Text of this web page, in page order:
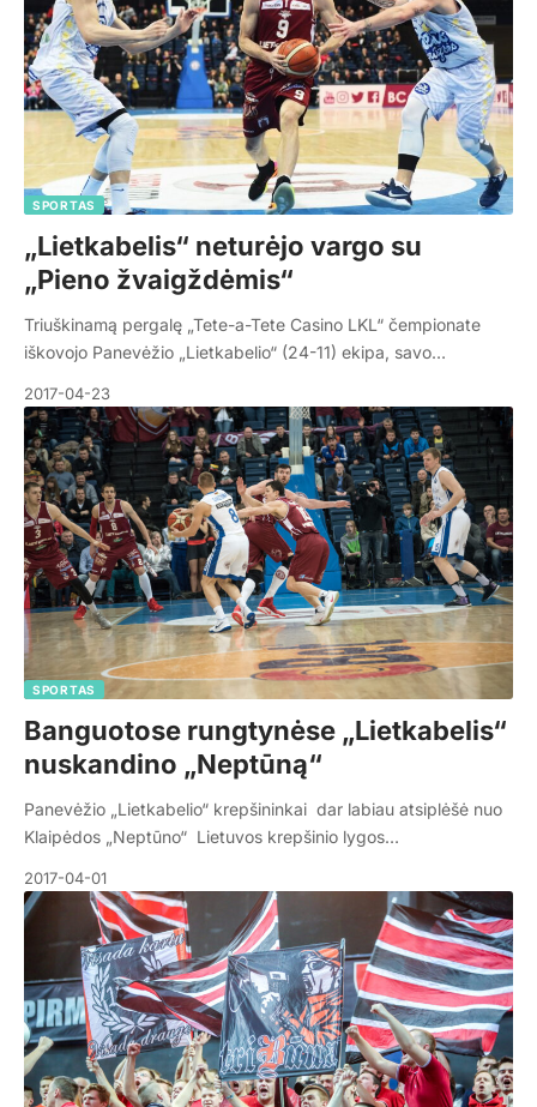
SPORTAS
„Lietkabelis“ neturėjo vargo su
„Pieno žvaigždėmis“
Triuškinamą pergalę „Tete-a-Tete Casino LKL“ čempionate
iškovojo Panevėžio „Lietkabelio“ (24-11) ekipa, savo…
2017-04-23
SPORTAS
Banguotose rungtynėse „Lietkabelis“
nuskandino „Neptūną“
Panevėžio „Lietkabelio“ krepšininkai dar labiau atsiplėšė nuo
Klaipėdos „Neptūno“ Lietuvos krepšinio lygos…
2017-04-01